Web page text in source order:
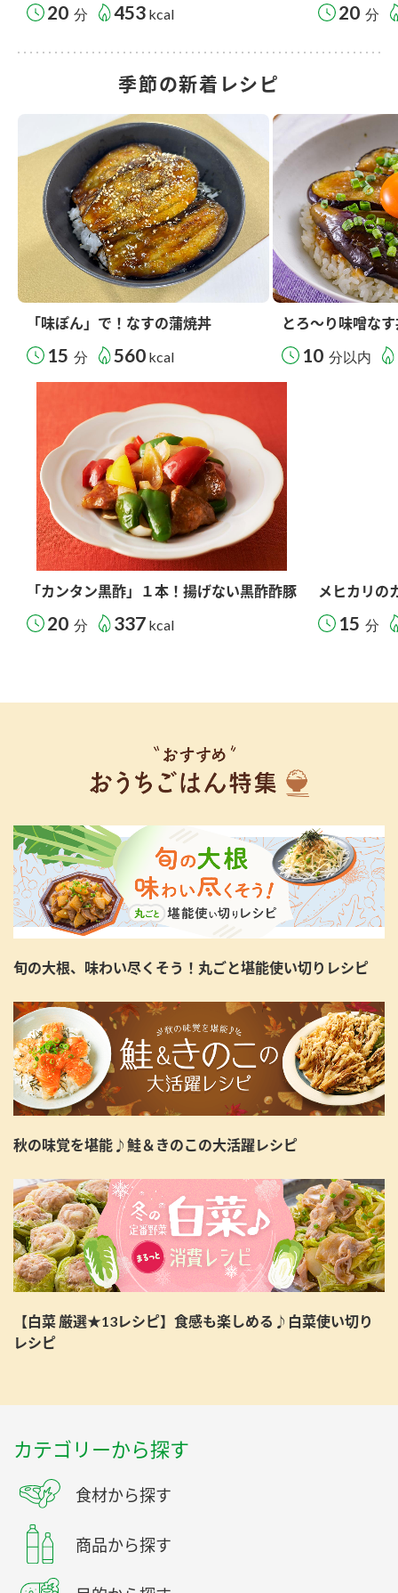
20 分 453 kcal 20 分
季節の新着レシピ
「味ぽん」で！なすの蒲焼丼
15 分 560 kcal
とろ～り味噌な
10 分以内
「カンタン黒酢」１本！揚げない黒酢酢豚
20 分 337 kcal
メヒカリの
15 分
旬の大根、味わい尽くそう！丸ごと堪能使い切りレシピ
秋の味覚を堪能♪鮭＆きのこの大活躍レシピ
【白菜 厳選★13レシピ】食感も楽しめる♪白菜使い切り
レシピ
カテゴリーから探す
食材から探す
商品から探す